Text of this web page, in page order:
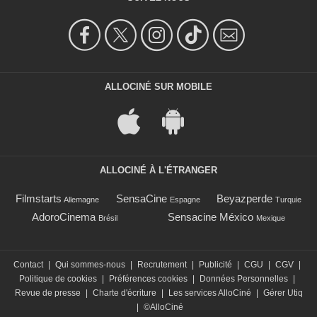
ALLOCINÉ SUR MOBILE
ALLOCINÉ À L'ÉTRANGER
Filmstarts Allemagne SensaCine Espagne Beyazperde Turquie
AdoroCinema Brésil Sensacine México Mexique
Contact | Qui sommes-nous | Recrutement | Publicité | CGU | CGV |
Politique de cookies | Préférences cookies | Données Personnelles |
Revue de presse
| Charte d'écriture | Les services AlloCiné | Gérer Utiq
| ©AlloCiné